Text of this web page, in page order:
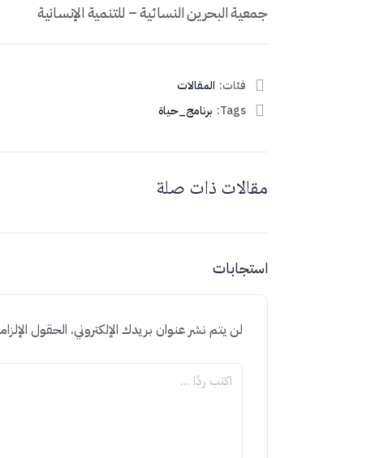
جمعية البحرين النسائية – للتنمية الإنسانية
فئات: المقالات
Tags: برنامج_حياة
مقالات ذات صلة
استجابات
لن يتم نشر عنوان بريدك الإلكتروني. الحقول